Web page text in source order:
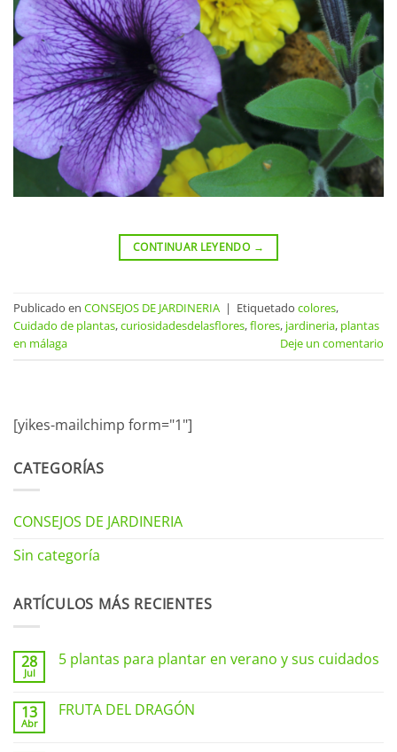
CONTINUAR LEYENDO →
Publicado en CONSEJOS DE JARDINERIA | Etiquetado colores,
Cuidado de plantas,curiosidadesdelasflores,flores, jardineria, plantas
en málaga
Deje un comentario
[yikes-mailchimp form="1"]
CATEGORÍAS
CONSEJOS DE JARDINERIA
Sin categoría
ARTÍCULOS MÁS RECIENTES
28
Jul
5 plantas para plantar en verano y sus cuidados
en
13
Abr
FRUTA DEL DRAGÓN